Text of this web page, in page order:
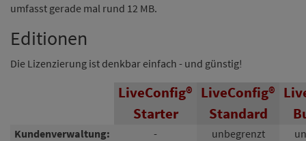
umfasst gerade mal rund 12 MB.
Editionen
Die Lizenzierung ist denkbar einfach - und günstig!
LiveConfig®
Starter
LiveConfig®
Standard
Kundenverwaltung: - unbegrenzt